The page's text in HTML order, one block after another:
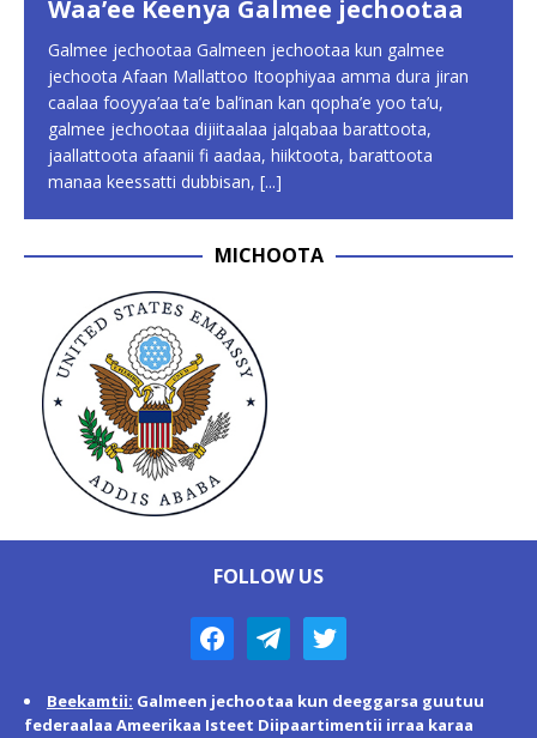
Waa’ee Keenya Galmee jechootaa
Galmee jechootaa Galmeen jechootaa kun galmee
jechoota Afaan Mallattoo Itoophiyaa amma dura jiran
caalaa fooyya’aa ta’e bal’inan kan qopha’e yoo ta’u,
galmee jechootaa dijiitaalaa jalqabaa barattoota,
jaallattoota afaanii fi aadaa, hiiktoota, barattoota
manaa keessatti dubbisan, [...]
MICHOOTA
FOLLOW US
Beekamtii: Galmeen jechootaa kun deeggarsa guutuu
federaalaa Ameerikaa Isteet Diipaartimentii irraa karaa